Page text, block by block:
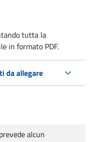
tutta la
in formato PDF.
da allegare
alcun